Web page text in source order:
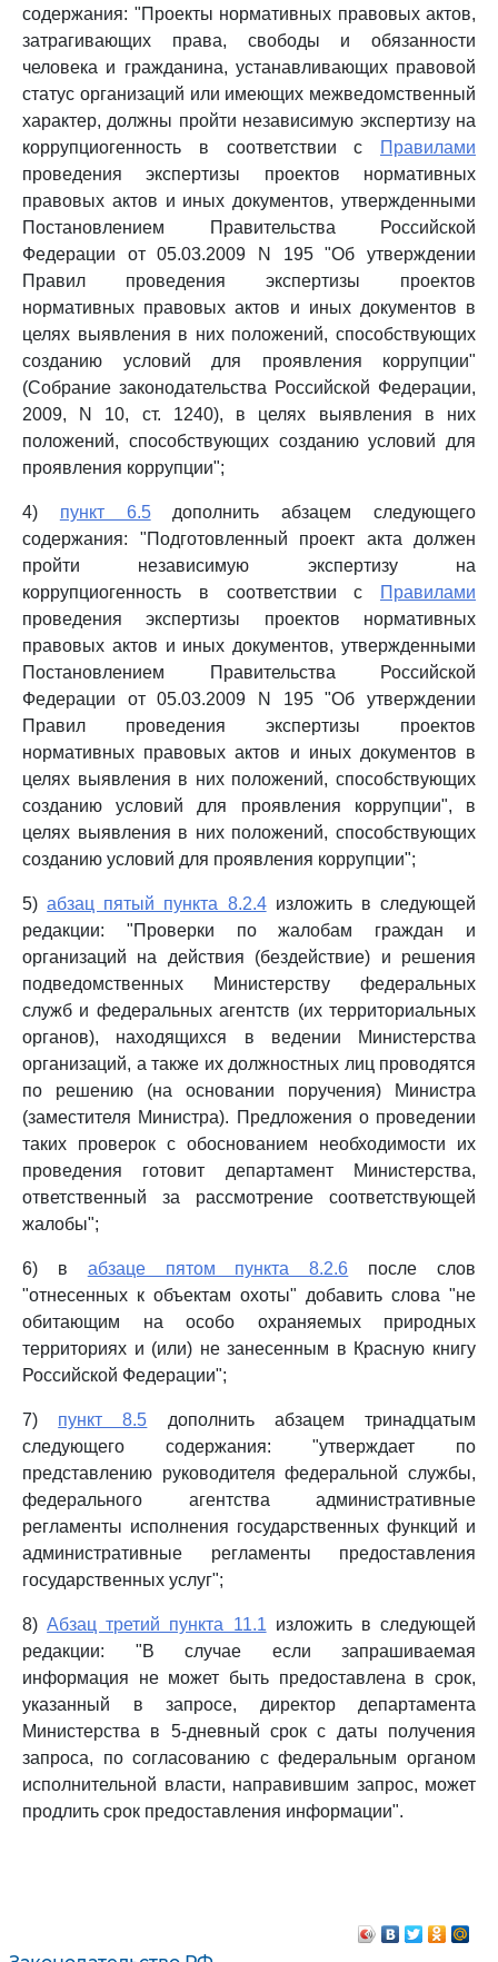
содержания: "Проекты нормативных правовых актов,
затрагивающих права, свободы и обязанности
человека и гражданина, устанавливающих правовой
статус организаций или имеющих межведомственный
характер, должны пройти независимую экспертизу на
коррупциогенность в соответствии с
Правилами
проведения экспертизы проектов нормативных
правовых актов и иных документов, утвержденными
Постановлением Правительства Российской
Федерации от 05.03.2009 N 195 "Об утверждении
Правил проведения экспертизы проектов
нормативных правовых актов и иных документов в
целях выявления в них положений, способствующих
созданию условий для проявления коррупции"
(Собрание законодательства Российской Федерации,
2009, N 10, ст. 1240), в целях выявления в них
положений, способствующих созданию условий для
проявления коррупции";
4) пункт 6.5дополнить абзацем следующего
содержания: "Подготовленный проект акта должен
пройти независимую экспертизу на
коррупциогенность в соответствии с
Правилами
проведения экспертизы проектов нормативных
правовых актов и иных документов, утвержденными
Постановлением Правительства Российской
Федерации от 05.03.2009 N 195 "Об утверждении
Правил проведения экспертизы проектов
нормативных правовых актов и иных документов в
целях выявления в них положений, способствующих
созданию условий для проявления коррупции", в
целях выявления в них положений, способствующих
созданию условий для проявления коррупции";
5)абзац пятый пункта 8.2.4изложить в следующей
редакции: "Проверки по жалобам граждан и
организаций на действия (бездействие) и решения
подведомственных Министерству федеральных
служб и федеральных агентств (их территориальных
органов), находящихся в ведении Министерства
организаций, а также их должностных лиц проводятся
по решению (на основании поручения) Министра
(заместителя Министра). Предложения о проведении
таких проверок с обоснованием необходимости их
проведения готовит департамент Министерства,
ответственный за рассмотрение соответствующей
жалобы";
6) в абзаце пятом пункта 8.2.6 после слов
"отнесенных к объектам охоты" добавить слова "не
обитающим на особо охраняемых природных
территориях и (или) не занесенным в Красную книгу
Российской Федерации";
7) пункт 8.5 дополнить абзацем тринадцатым
следующего содержания: "утверждает по
представлению руководителя федеральной службы,
федерального агентства административные
регламенты исполнения государственных функций и
административные регламенты предоставления
государственных услуг";
8)Абзац третий пункта 11.1 изложить в следующей
редакции: "В случае если запрашиваемая
информация не может быть предоставлена в срок,
указанный в запросе, директор департамента
Министерства в 5-дневный срок с даты получения
запроса, по согласованию с федеральным органом
исполнительной власти, направившим запрос, может
продлить срок предоставления информации".